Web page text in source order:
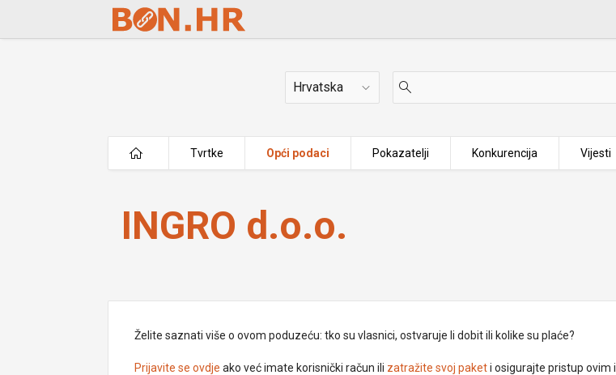
Skip to Main Content
Država
Tvrtke Opći podaci Pokazatelji Konkurencija Vijesti
INGRO d.o.o.
INGRO d.o.o.
Želite saznati više o ovom poduzeću: tko su vlasnici, ostvaruje li dobit ili kolike su plaće?
Prijavite se ovdje ako već imate korisnički račun ili zatražite svoj paketi osigurajte pristup ovim i